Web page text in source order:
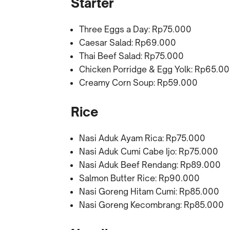
Three Eggs a Day: Rp75.000
Caesar Salad: Rp69.000
Thai Beef Salad: Rp75.000
Chicken Porridge & Egg Yolk:
Creamy Corn Soup: Rp59.000
Rice
Nasi Aduk Ayam Rica: Rp75.000
Nasi Aduk Cumi Cabe Ijo: Rp75.000
Nasi Aduk Beef Rendang: Rp89.000
Salmon Butter Rice: Rp90.000
Nasi Goreng Hitam Cumi: Rp85.000
Nasi Goreng Kecombrang: Rp85.000